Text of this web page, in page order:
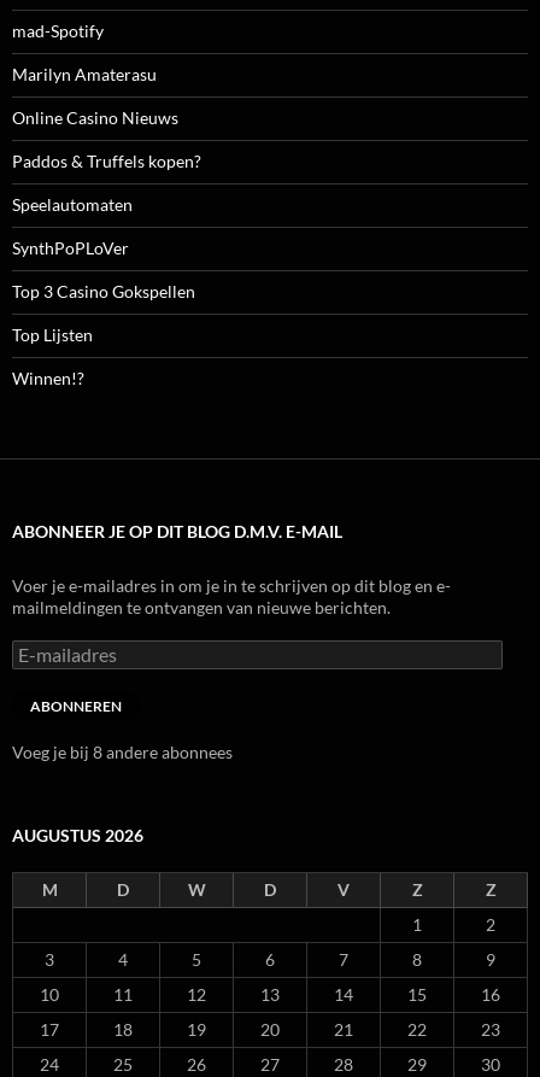
mad-Spotify
Marilyn Amaterasu
Online Casino Nieuws
Paddos & Truffels kopen?
Speelautomaten
SynthPoPLoVer
Top 3 Casino Gokspellen
Top Lijsten
Winnen!?
ABONNEER JE OP DIT BLOG D.M.V. E-MAIL
Voer je e-mailadres in om je in te schrijven op dit blog en e-
mailmeldingen te ontvangen van nieuwe berichten.
E-
mailadres
ABONNEREN
Voeg je bij 8 andere abonnees
AUGUSTUS 2026
M D W D V Z
Z
1
2
3
4 5 6 7 8
9
10
11 12 13 14 15
16
17
18 19 20 21 22
23
24
25 26 27 28 29
30